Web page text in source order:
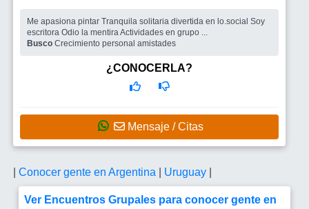
Me apasiona pintar Tranquila solitaria divertida en lo.social Soy
Busco Crecimiento personal amistades
¿CONOCERLA?
Mensaje / Citas
Conocer gente en Argentina Uruguay
Ver Encuentros Grupales para conocer gente en